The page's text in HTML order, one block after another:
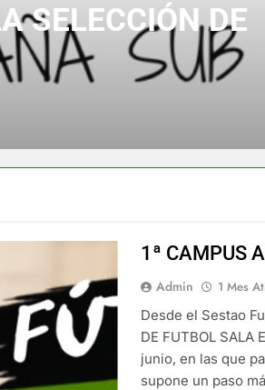
SELECCIÓN DE
1ª CAMPUS
Admin 1 Mes
Desde el Sestao
DE FUTBOL
junio, en las que
supone un paso